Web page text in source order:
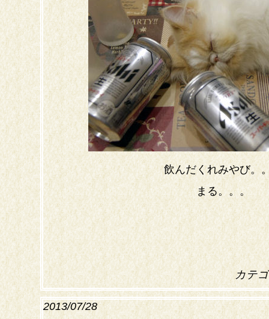
飲んだくれみやび。
まる。。。
カテ
2013/07/28